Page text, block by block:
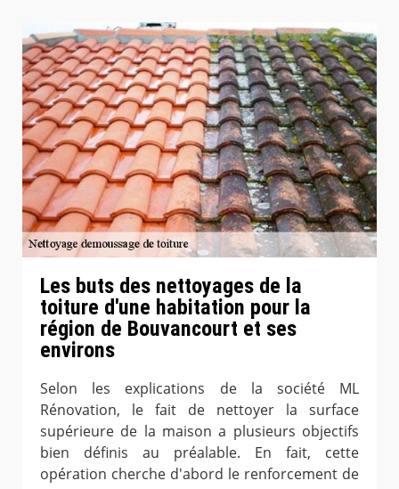
Les buts des nettoyages de la
toiture d'une habitation pour la
région de Bouvancourt et ses
environs
Selon les explications de la société ML
Rénovation, le fait de nettoyer la surface
supérieure de la maison a plusieurs objectifs
bien définis au préalable. En fait, cette
opération cherche d'abord le renforcement de